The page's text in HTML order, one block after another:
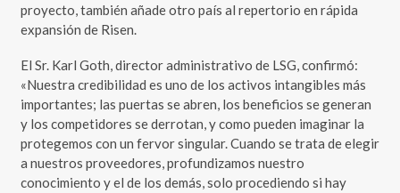
proyecto, también añade otro país al repertorio en rápida
expansión de Risen.
El Sr. Karl Goth, director administrativo de LSG, confirmó:
«Nuestra credibilidad es uno de los activos intangibles más
importantes; las puertas se abren, los beneficios se generan
y los competidores se derrotan, y como pueden imaginar la
protegemos con un fervor singular. Cuando se trata de elegir
a nuestros proveedores, profundizamos nuestro
conocimiento y el de los demás, solo procediendo si hay